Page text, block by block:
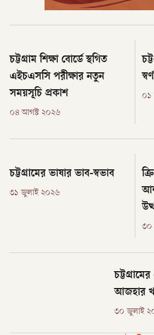
চট্টগ্রাম শিক্ষা বোর্ডে স্থগিত
এইচএসসি পরীক্ষার নতুন
সময়সূচি প্রকাশ
০৪ আগস্ট ২০২৬
০১
চট্টগ্রামের ভাষার ভাব-স্বভাব
৩১ জুলাই ২০২৬
৩০
আজহার
৩০ জুলাই